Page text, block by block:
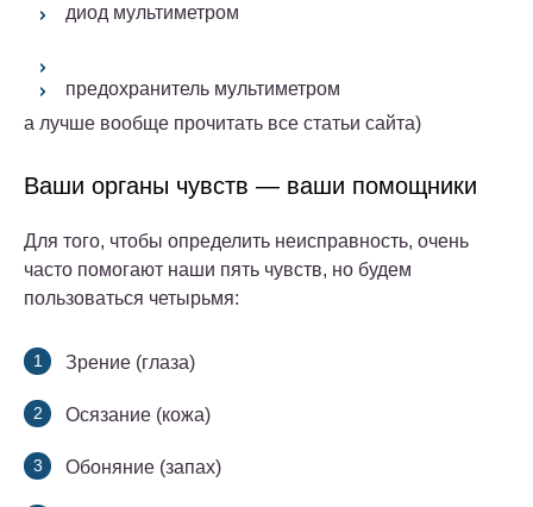
диод мультиметром
предохранитель мультиметром
а лучше вообще прочитать все статьи сайта)
Ваши органы чувств — ваши помощники
Для того, чтобы определить неисправность, очень
часто помогают наши пять чувств, но будем
пользоваться четырьмя:
Зрение (глаза)
Осязание (кожа)
Обоняние (запах)